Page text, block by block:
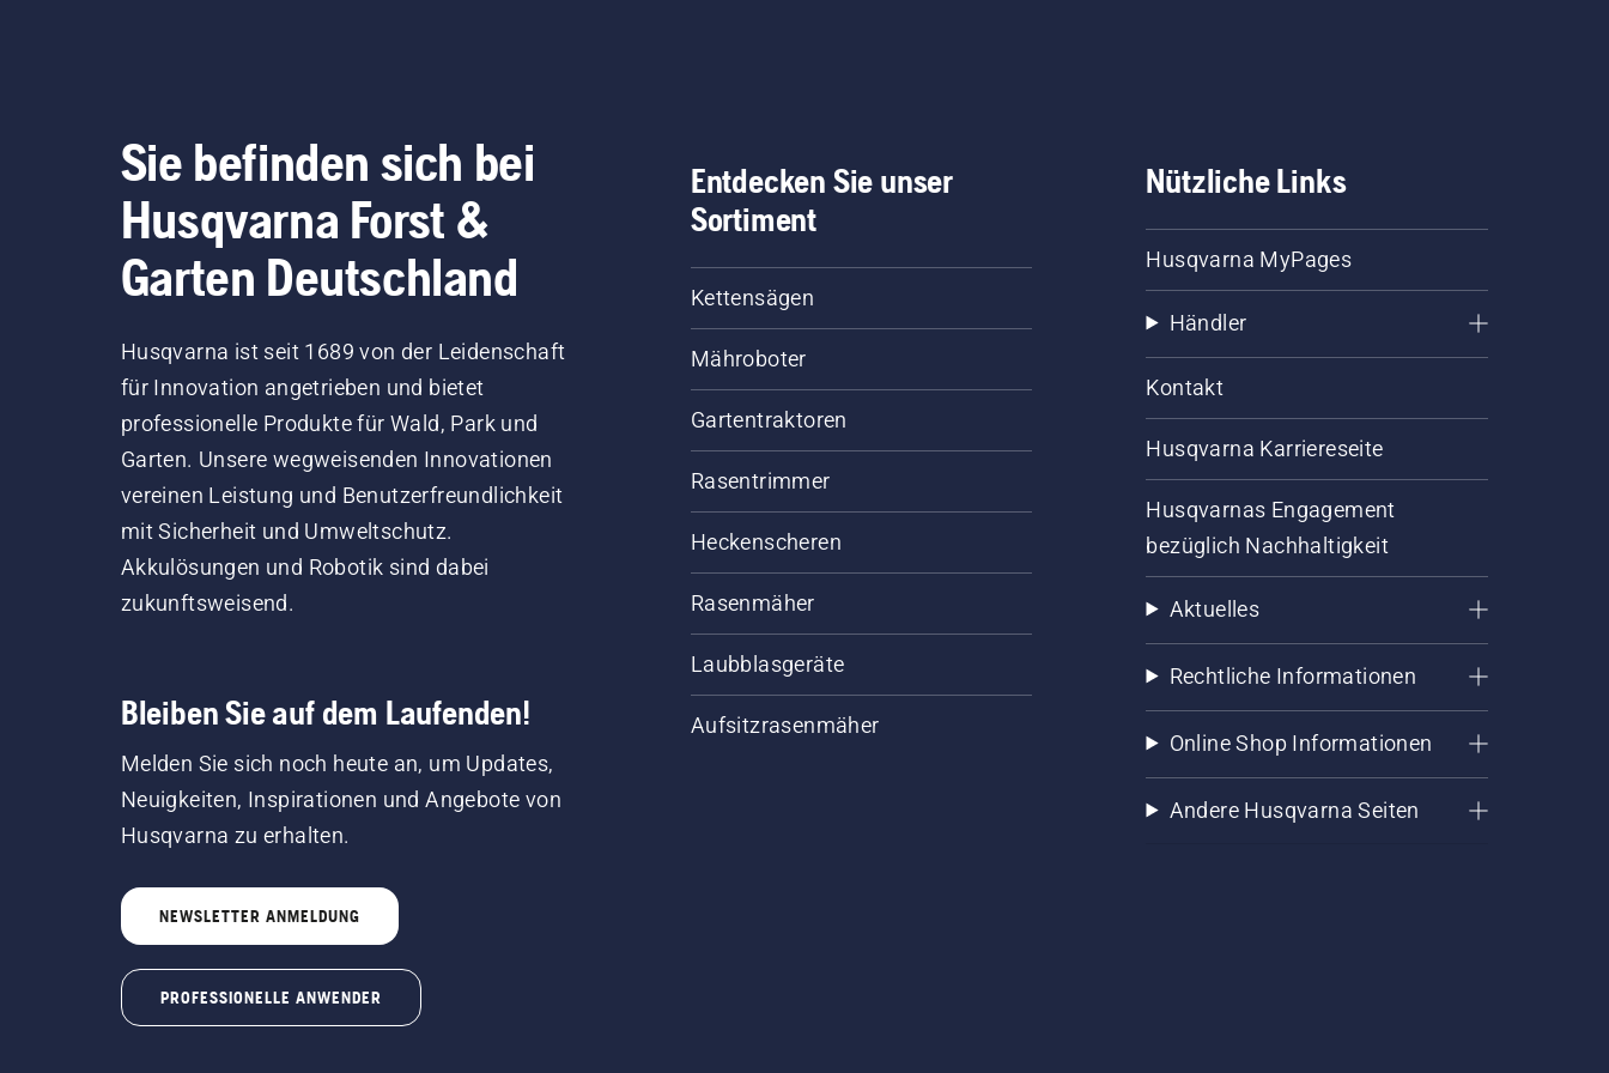
professionellen
Gebieten Forst-, Park- oder
Gartenpflege mit. Viele von
ihnen nehmen regelmäßig
Waldarbeiter, Schnitzer oder
Baumkletterer teil. Sie alle
teilen unsere Leidenschaft
für die Natur und für
Husqvarna. Lassen Sie sich
von unserem Team
inspirieren.
ausgeschaltet ist. Erhöhen
Motorsägenmotors ein paar
eines Baumes entfernt. Öl
am Stamm zeigt an, dass
funktioniert.
Sie befinden sich bei
Husqvarna Forst &
Garten Deutschland
Husqvarna ist seit 1689 von der Leidenschaft
für Innovation angetrieben und bietet
professionelle Produkte für Wald, Park und
Garten. Unsere wegweisenden Innovationen
vereinen Leistung und Benutzerfreundlichkeit
mit Sicherheit und Umweltschutz.
Akkulösungen und Robotik sind dabei
zukunftsweisend.
Bleiben Sie auf dem Laufenden!
Melden Sie sich noch heute an, um Updates,
Neuigkeiten, Inspirationen und Angebote von
Husqvarna zu erhalten.
NEWSLETTER ANMELDUNG
PROFESSIONELLE ANWENDER
Entdecken Sie unser
Sortiment
Kettensägen
Mähroboter
Gartentraktoren
Rasentrimmer
Heckenscheren
Rasenmäher
Laubblasgeräte
Aufsitzrasenmäher
Nützliche Links
Husqvarna MyPages
Händler
Kontakt
Husqvarna Karriereseite
Husqvarnas Engagement
bezüglich Nachhaltigkeit
Aktuelles
Rechtliche Informationen
Online Shop Informationen
Andere Husqvarna Seiten